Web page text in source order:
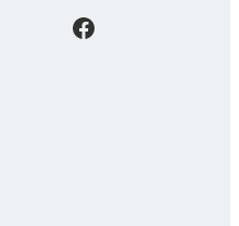
Facebook